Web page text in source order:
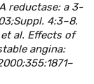
reductase: a 3-
4:3–8.
al. Effects of
angina: